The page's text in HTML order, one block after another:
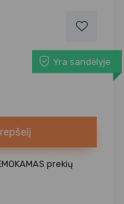
Yra sandėlyje
prekių